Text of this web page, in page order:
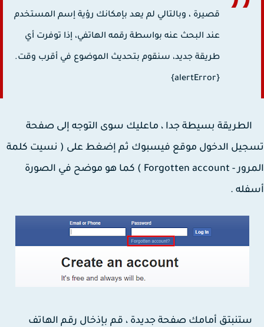
قصيرة ، وبالتالي لم يعد بإمكانك رؤية إسم المستخدم
عند البحث عنه بواسطة رقمه الهاتفي، إذا توفرت أي
طريقة جديد، سنقوم بتحديث الموضوع في أقرب وقت.
بسيطة جدا ، ماعليك سوى التوجه إلى صفحة
الدخول موقع فيسبوك ثم إضغط على ( نسيت كلمة
المرور - Forgotten account ) كما هو موضح في الصورة
.
أمامك صفحة جديدة ، قم بإذخال رقم الهاتف